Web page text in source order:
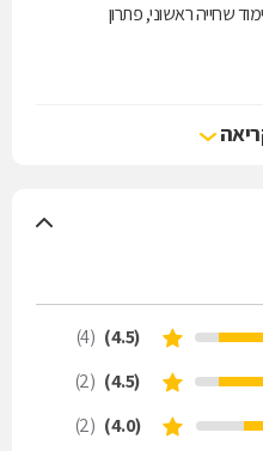
שחייה ראשוני, פתרון
שחייה למתקדמים, שחיה באר
(4.5)
(4)
(4.5)
(2)
(4.0)
(2)